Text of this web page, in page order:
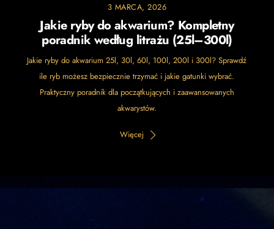
3 MARCA, 2026
Jakie ryby do akwarium? Kompletny
poradnik według litrażu (25l–300l)
Jakie ryby do akwarium 25l, 30l, 60l, 100l, 200l i 300l? Sprawdź
ile ryb możesz bezpiecznie trzymać i jakie gatunki wybrać.
Praktyczny poradnik dla początkujących i zaawansowanych
akwarystów.
Więcej